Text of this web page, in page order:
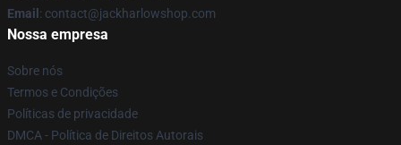
Email : contact@jackharlowshop.com
Nossa empresa
Sobre nós
Termos e Condições
Políticas de privacidade
DMCA - Política de Direitos Autorais